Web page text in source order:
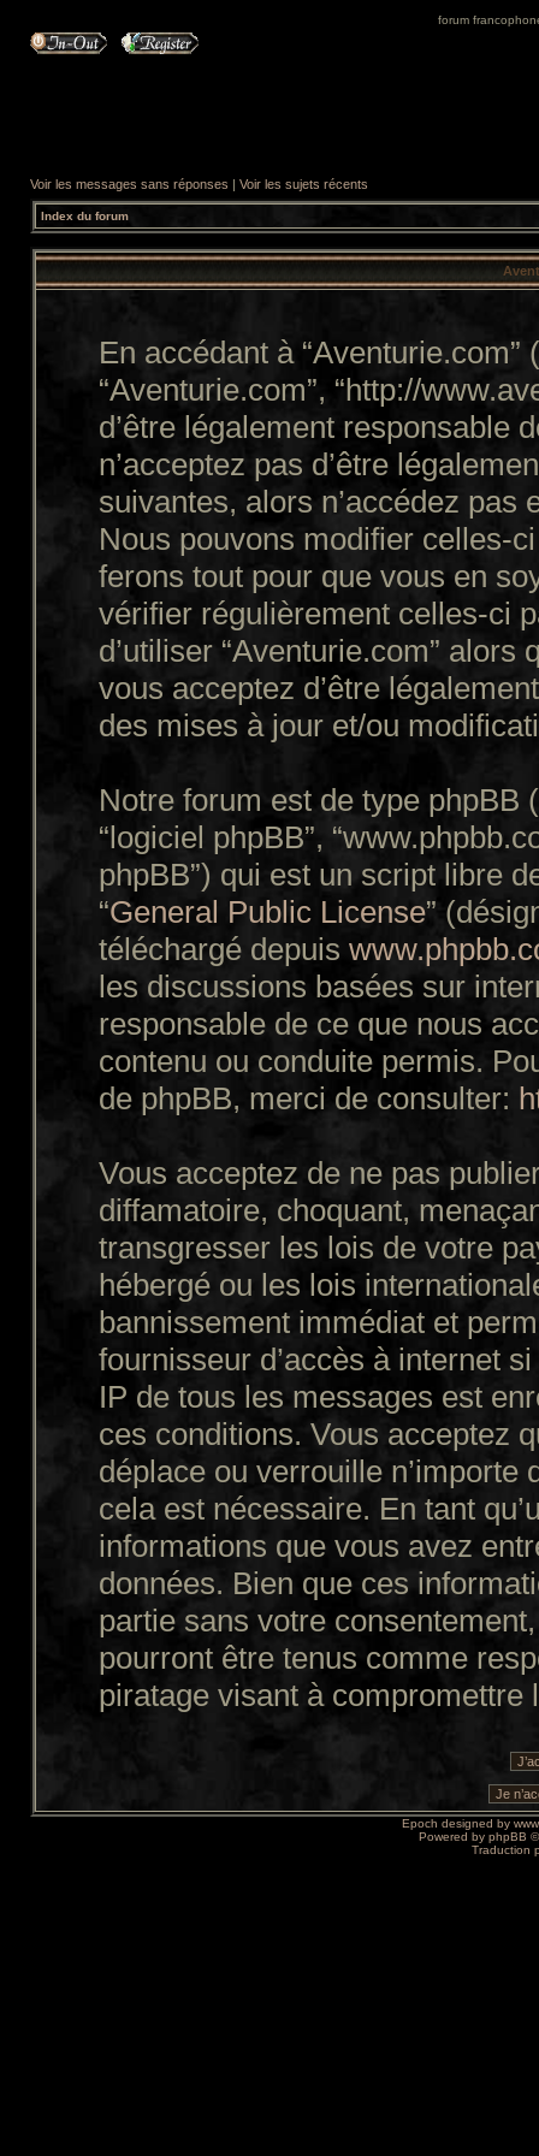
forum
Voir les messages sans réponses | Voir les sujets récents
Index du forum
En accédant à “Aventurie.com”
“Aventurie.com”, “http://
d’être légalement responsable
n’acceptez pas d’être
suivantes, alors n’accédez pas
Nous pouvons modifier celles-
ferons tout pour que vous en
vérifier régulièrement celles-ci
d’utiliser “Aventurie.com”
vous acceptez d’être
des mises à jour et/ou
Notre forum est de type phpBB
“logiciel phpBB”,
phpBB”) qui est un script libre
“General Public License”
téléchargé depuis
les discussions basées sur
responsable de ce que nous
contenu ou conduite permis.
de phpBB, merci de consulter:
Vous acceptez de ne pas
diffamatoire, choquant,
transgresser les lois de votre
hébergé ou les lois
bannissement immédiat et
fournisseur d’accès à internet
IP de tous les messages est
ces conditions. Vous acceptez
déplace ou verrouille
cela est nécessaire. En tant
informations que vous avez
données. Bien que ces
partie sans votre
pourront être tenus comme
piratage visant à compromettre
Epoch designed by
Powered by phpBB
Traduction